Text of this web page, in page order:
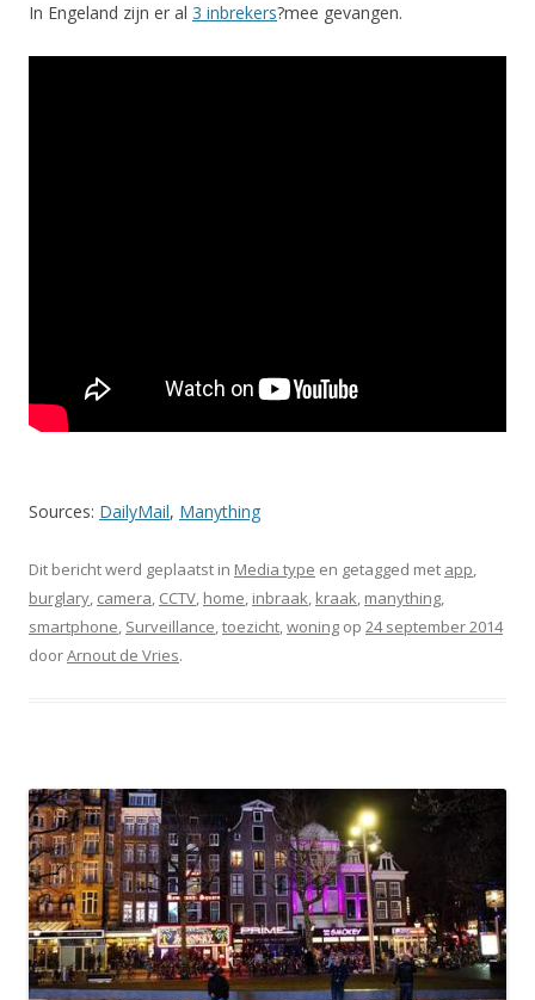
In Engeland zijn er al 3 inbrekers?mee gevangen.
Sources: DailyMail, Manything
Dit bericht werd geplaatst in Media type en getagged met app,
burglary, camera, CCTV, home, inbraak, kraak, manything,
smartphone, Surveillance,toezicht,woning op 24 september 2014
doorArnout de Vries.